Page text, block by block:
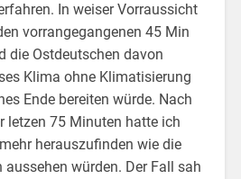
In weiser Vorraussicht
vorrangegangenen 45 Min
die Ostdeutschen davon
Klima ohne Klimatisierung
Ende bereiten würde. Nach
letzen 75 Minuten hatte ich
herauszufinden wie die
würden. Der Fall sah